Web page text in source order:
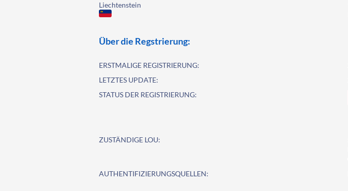
Liechtenstein
Über die Regstrierung:
ERSTMALIGE REGISTRIERUNG:
LETZTES UPDATE:
STATUS DER REGISTRIERUNG:
ZUSTÄNDIGE LOU:
AUTHENTIFIZIERUNGSQUELLEN: